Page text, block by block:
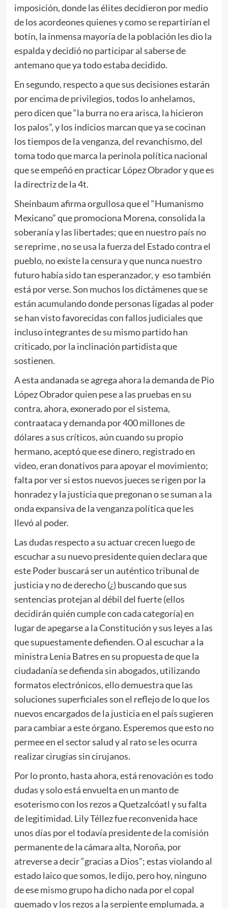
imposición, donde las élites decidieron por medio
de los acordeones quienes y como se repartirían el
botín, la inmensa mayoría de la población les dio la
espalda y decidió no participar al saberse de
antemano que ya todo estaba decidido.
En segundo, respecto a que sus decisiones estarán
por encima de privilegios, todos lo anhelamos,
pero dicen que “la burra no era arisca, la hicieron
los palos”, y los indicios marcan que ya se cocinan
los tiempos de la venganza, del revanchismo, del
toma todo que marca la perinola política nacional
que se empeñó en practicar López Obrador y que es
la directriz de la 4t.
Sheinbaum afirma orgullosa que el “Humanismo
Mexicano” que promociona Morena, consolida la
soberanía y las libertades; que en nuestro país no
se reprime , no se usa la fuerza del Estado contra el
pueblo, no existe la censura y que nunca nuestro
futuro había sido tan esperanzador, y eso también
está por verse. Son muchos los dictámenes que se
están acumulando donde personas ligadas al poder
se han visto favorecidas con fallos judiciales que
incluso integrantes de su mismo partido han
criticado, por la inclinación partidista que
sostienen.
A esta andanada se agrega ahora la demanda de Pio
López Obrador quien pese a las pruebas en su
contra, ahora, exonerado por el sistema,
contraataca y demanda por 400 millones de
dólares a sus críticos, aún cuando su propio
hermano, aceptó que ese dinero, registrado en
video, eran donativos para apoyar el movimiento;
falta por ver si estos nuevos jueces se rigen por la
honradez y la justicia que pregonan o se suman a la
onda expansiva de la venganza política que les
llevó al poder.
Las dudas respecto a su actuar crecen luego de
escuchar a su nuevo presidente quien declara que
este Poder buscará ser un auténtico tribunal de
justicia y no de derecho (¿) buscando que sus
sentencias protejan al débil del fuerte (ellos
decidirán quién cumple con cada categoría) en
lugar de apegarse a la Constitución y sus leyes a las
que supuestamente defienden. O al escuchar a la
ministra Lenia Batres en su propuesta de que la
ciudadanía se defienda sin abogados, utilizando
formatos electrónicos, ello demuestra que las
soluciones superficiales son el reflejo de lo que los
nuevos encargados de la justicia en el país sugieren
para cambiar a este órgano. Esperemos que esto no
permee en el sector salud y al rato se les ocurra
realizar cirugías sin cirujanos.
Por lo pronto, hasta ahora, está renovación es todo
dudas y solo está envuelta en un manto de
esoterismo con los rezos a Quetzalcóatl y su falta
de legitimidad. Lily Téllez fue reconvenida hace
unos días por el todavía presidente de la comisión
permanente de la cámara alta, Noroña, por
atreverse a decir “gracias a Dios”; estas violando al
estado laico que somos, le dijo, pero hoy, ninguno
de ese mismo grupo ha dicho nada por el copal
quemado y los rezos a la serpiente emplumada, a